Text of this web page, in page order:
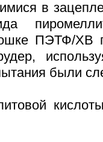
в
ПЭТФ/
были